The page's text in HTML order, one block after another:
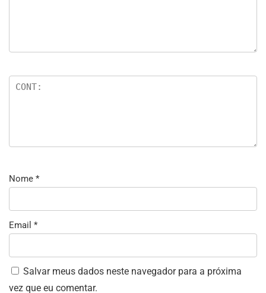
Nome *
Email *
Salvar meus dados neste navegador para a próxima
vez que eu comentar.